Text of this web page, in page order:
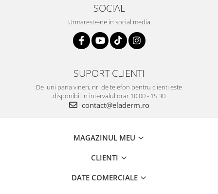
SOCIAL
Urmareste-ne in social media
SUPORT CLIENTI
De luni pana vineri, nr. de telefon pentru clienti este
disponibil in intervalul orar 10:00 - 15:30
contact@eladerm.ro
MAGAZINUL MEU
CLIENTI
DATE COMERCIALE